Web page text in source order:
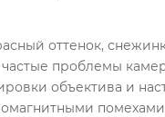
оттенок,
проблемы
объектива и